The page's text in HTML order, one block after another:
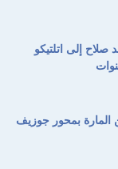
صلاح إلى اتلتيكو
بمحور جوزيف